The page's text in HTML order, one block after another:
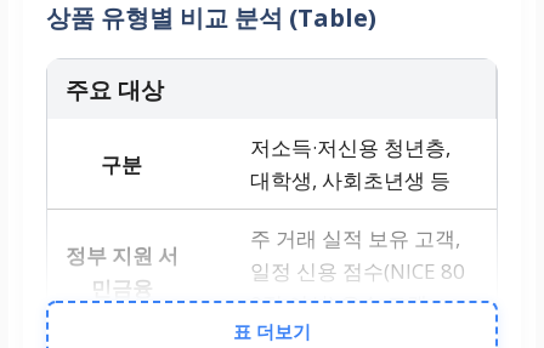
상품 유형별 비교 분석 (Table)
주요 대상
저소득·저신용 청년층,
대학생, 사회초년생 등
주 거래 실적 보유 고객,
일정 신용 점수(NICE 80
0점 이상) 우수 고객
표 더보기